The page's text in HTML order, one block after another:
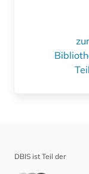
DBIS ist Teil der